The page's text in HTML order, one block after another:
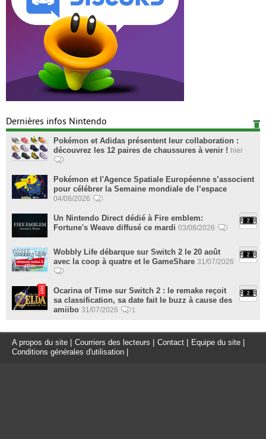
Dernières infos Nintendo
Pokémon et Adidas présentent leur collaboration :
découvrez les 12 paires de chaussures à venir ! hier
Pokémon et l'Agence Spatiale Européenne s’associent
pour célébrer la Semaine mondiale de l’espace
04/08/2026
Un Nintendo Direct dédié à Fire emblem:
Fortune's Weave diffusé ce mardi 03/08/2026
Wobbly Life débarque sur Switch 2 le 20 août
avec la coop à quatre et le GameShare 31/07/2026
Ocarina of Time sur Switch 2 : le remake reçoit
sa classification, sa date fait le buzz à cause des
amiibo 31/07/2026 1
A propos du site Courriers des lecteurs Contact Equipe du site
Conditions générales d'utilisation